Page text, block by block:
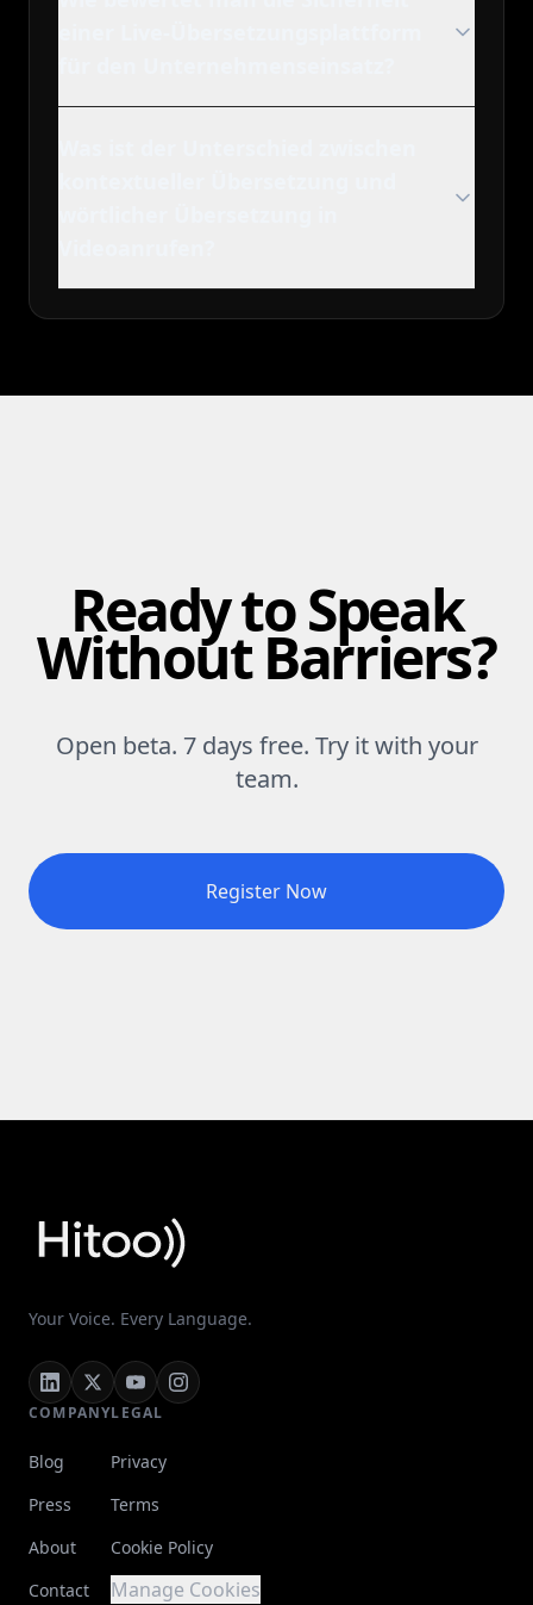
Ready to Speak
Without Barriers?
Open beta. 7 days free. Try it with your
team.
Register Now
Your Voice. Every Language.
COMPANY
Blog
Press
About
Contact
LEGAL
Privacy
Terms
Cookie Policy
Manage Cookies